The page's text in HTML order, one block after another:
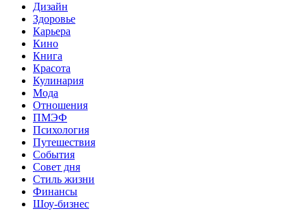
Дизайн
Здоровье
Карьера
Кино
Книга
Красота
Кулинария
Мода
Отношения
ПМЭФ
Психология
Путешествия
События
Совет дня
Стиль жизни
Финансы
Шоу-бизнес